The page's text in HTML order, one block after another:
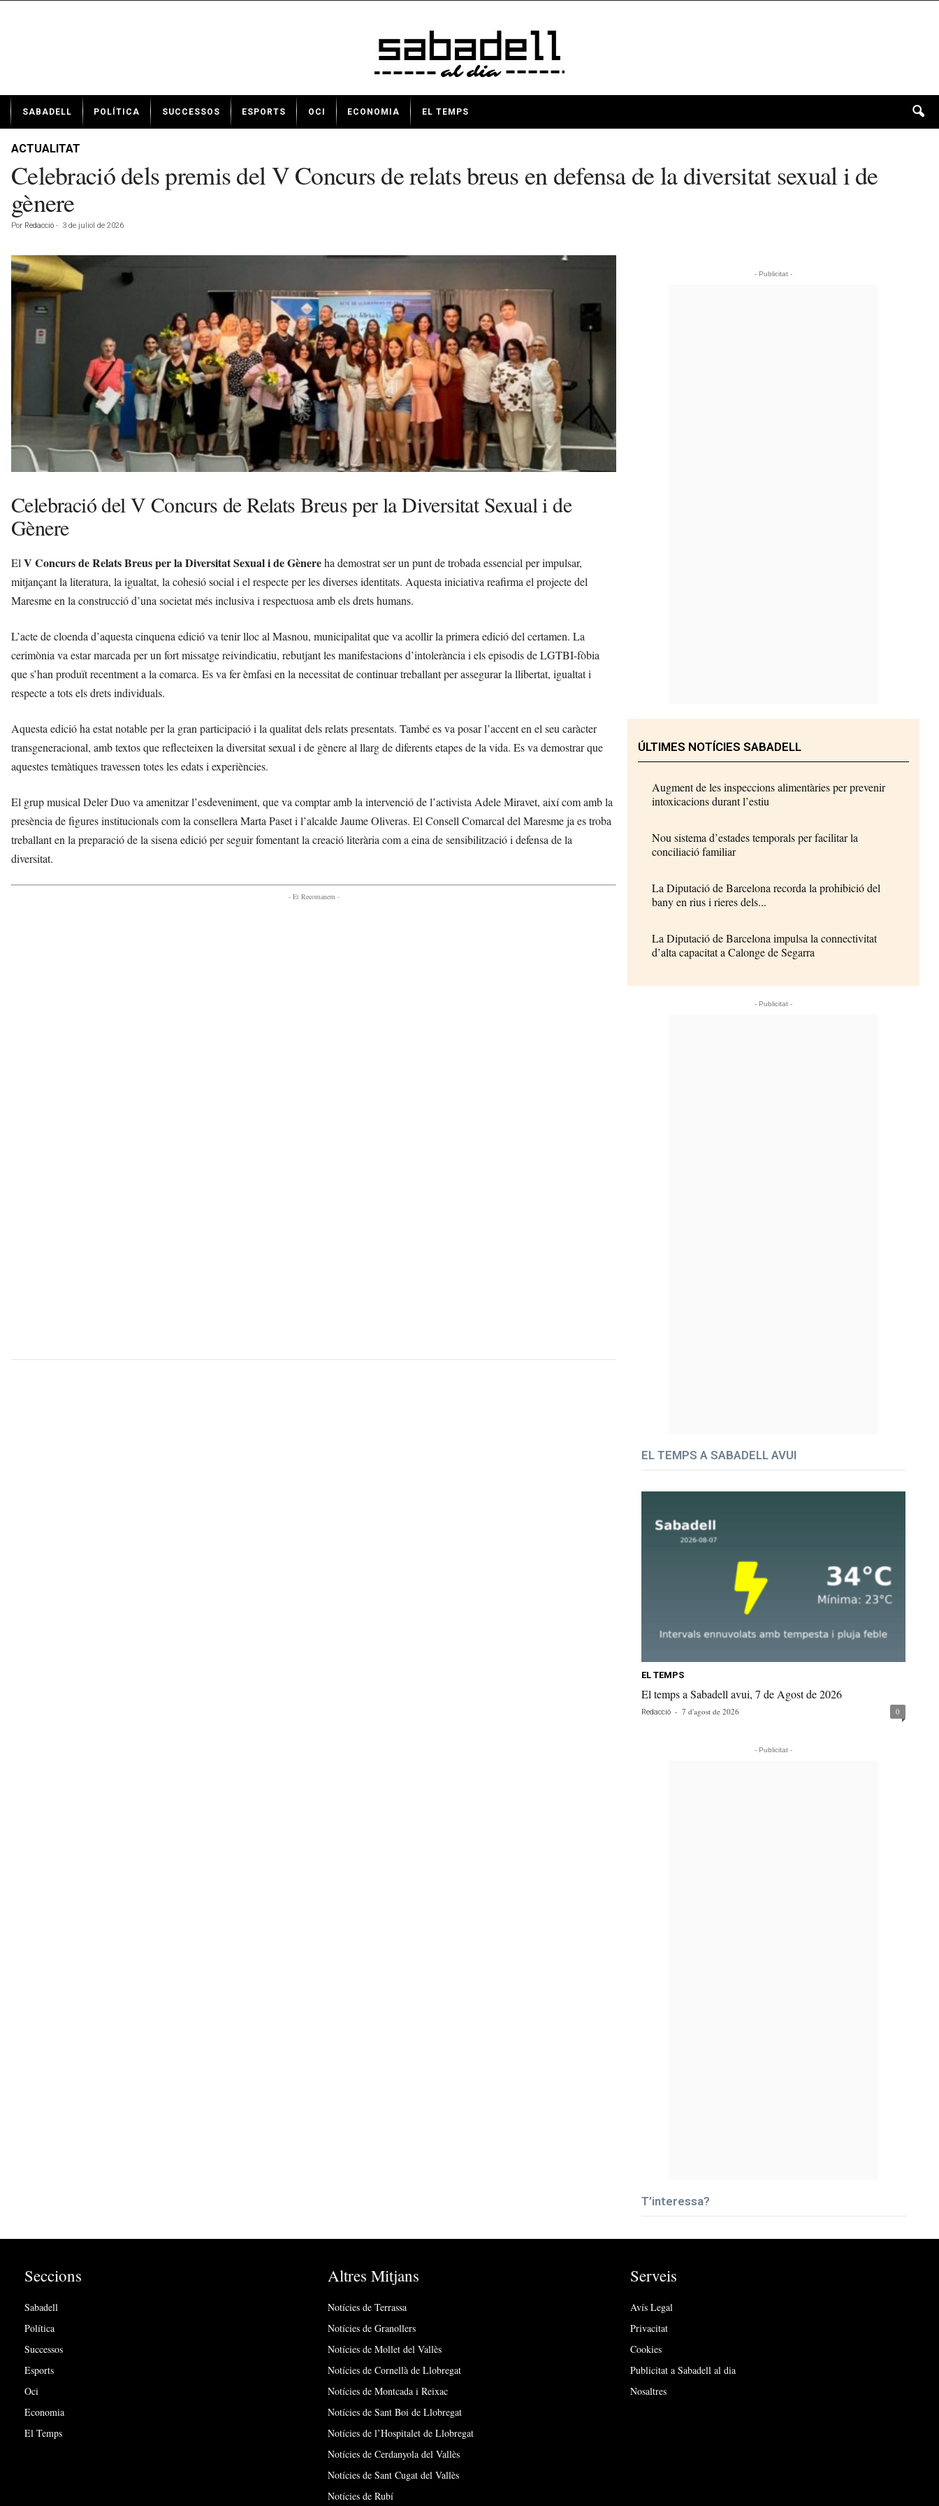
t
SABADELL POLÍTICA SUCCESSOS ESPORTS OCI ECONOMIA EL TEMPS
ACTUALITAT
Celebració dels premis del V Concurs de relats breus en defensa de la diversitat sexual i de
gènere
Por Redacció - 3 de juliol de 2026
Celebració del V Concurs de Relats Breus per la Diversitat Sexual i de
Gènere
El V Concurs de Relats Breus per la Diversitat Sexual i de Gènereha demostrat ser un punt de trobada essencial per impulsar,
mitjançant la literatura, la igualtat, la cohesió social i el respecte per les diverses identitats. Aquesta iniciativa reafirma el projecte del
Maresme en la construcció d’una societat més inclusiva i respectuosa amb els drets humans.
L’acte de cloenda d’aquesta cinquena edició va tenir lloc al Masnou, municipalitat que va acollir la primera edició del certamen. La
cerimònia va estar marcada per un fort missatge reivindicatiu, rebutjant les manifestacions d’intolerància i els episodis de LGTBI-fòbia
que s’han produït recentment a la comarca. Es va fer èmfasi en la necessitat de continuar treballant per assegurar la llibertat, igualtat i
respecte a tots els drets individuals.
Aquesta edició ha estat notable per la gran participació i la qualitat dels relats presentats. També es va posar l’accent en el seu caràcter
transgeneracional, amb textos que reflecteixen la diversitat sexual i de gènere al llarg de diferents etapes de la vida. Es va demostrar que
aquestes temàtiques travessen totes les edats i experiències.
El grup musical Deler Duo va amenitzar l’esdeveniment, que va comptar amb la intervenció de l’activista Adele Miravet, així com amb la
presència de figures institucionals com la consellera Marta Paset i l’alcalde Jaume Oliveras. El Consell Comarcal del Maresme ja es troba
treballant en la preparació de la sisena edició per seguir fomentant la creació literària com a eina de sensibilització i defensa de la
diversitat.
- Et Recomanem -
- Publicitat -
ÚLTIMES NOTÍCIES SABADELL
Augment de les inspeccions alimentàries per prevenir
intoxicacions durant l’estiu
Nou sistema d’estades temporals per facilitar la
conciliació familiar
La Diputació de Barcelona recorda la prohibició del
bany en rius i rieres dels...
La Diputació de Barcelona impulsa la connectivitat
d’alta capacitat a Calonge de Segarra
- Publicitat -
EL TEMPS A SABADELL AVUI
EL TEMPS
El temps a Sabadell avui, 7 de Agost de 2026
Redacció - 7 d'agost de 2026 0
- Publicitat -
T’interessa?
Seccions
Sabadell
Política
Successos
Esports
Oci
Economia
El Temps
Altres Mitjans
Notícies de Terrassa
Notícies de Granollers
Notícies de Mollet del Vallès
Notícies de Cornellà de Llobregat
Notícies de Montcada i Reixac
Notícies de Sant Boi de Llobregat
Notícies de l’Hospitalet de Llobregat
Notícies de Cerdanyola del Vallès
Notícies de Sant Cugat del Vallès
Notícies de Rubí
Serveis
Avís Legal
Privacitat
Cookies
Publicitat a Sabadell al dia
Nosaltres